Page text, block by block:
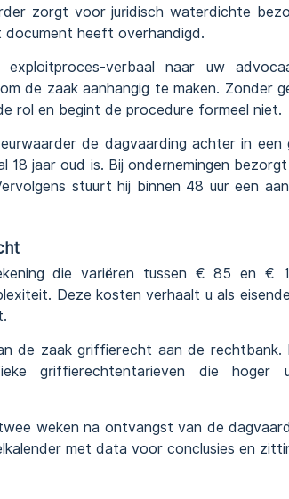
zorgt voor juridisch waterdichte
document heeft overhandigd.
verbaal naar uw
de zaak aanhangig te maken. Zonder
rol en begint de procedure formeel niet.
de dagvaarding achter in een
18 jaar oud is. Bij ondernemingen
stuurt hij binnen 48 uur een
die variëren tussen € 85 en €
Deze kosten verhaalt u als
de zaak griffierecht aan de
griffierechtentarieven die hoger
weken na ontvangst van de
met data voor conclusies en